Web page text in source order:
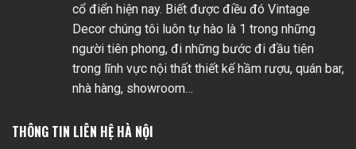
cổ điển hiện nay. Biết được điều đó Vintage
Decor chúng tôi luôn tự hào là 1 trong những
người tiên phong, đi những bước đi đầu tiên
trong lĩnh vực nội thất thiết kế hầm rượu, quán bar,
nhà hàng, showroom…
THÔNG TIN LIÊN HỆ HÀ NỘI